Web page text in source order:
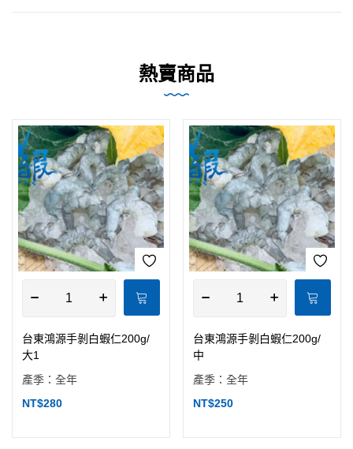
熱賣商品
台東鴻源手剝白蝦仁200g/
大1
產季：全年
NT$280
台東鴻源手剝白蝦仁200g/
中
產季：全年
NT$250